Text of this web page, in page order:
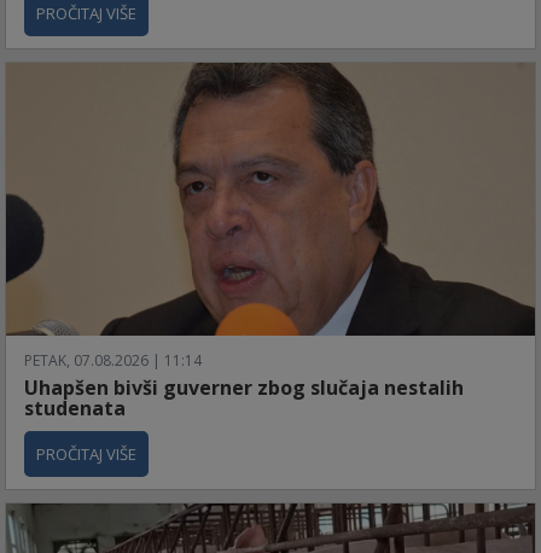
PROČITAJ VIŠE
PETAK, 07.08.2026 | 11:14
Uhapšen bivši guverner zbog slučaja nestalih
studenata
PROČITAJ VIŠE